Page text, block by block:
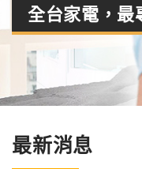
全台家電，最
最新消息